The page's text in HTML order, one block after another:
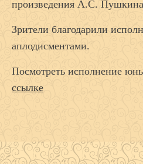
произведения А.С.
Зрители благодарили
аплодисментами.
Посмотреть исполнение
ссылке